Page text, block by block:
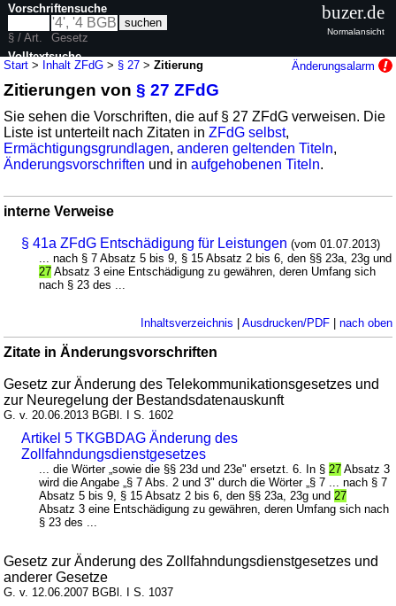
Start > Inhalt ZFdG > § 27 >Zitierung Änderungsalarm
Zitierungen von§ 27 ZFdG
Sie sehen die Vorschriften, die auf § 27 ZFdG verweisen. Die
Liste ist unterteilt nach Zitaten inZFdG selbst,
Ermächtigungsgrundlagen,anderen geltenden Titeln,
Änderungsvorschriften und inaufgehobenen Titeln.
interne Verweise
§ 41a ZFdG Entschädigung für Leistungen (vom 01.07.2013)
... nach § 7 Absatz 5 bis 9, § 15 Absatz 2 bis 6, den §§ 23a, 23g und
27 Absatz 3 eine Entschädigung zu gewähren, deren Umfang sich
nach § 23 des ...
Inhaltsverzeichnis | Ausdrucken/PDF| nach oben
Zitate in Änderungsvorschriften
Gesetz zur Änderung des Telekommunikationsgesetzes und
zur Neuregelung der Bestandsdatenauskunft
G. v. 20.06.2013 BGBl. I S. 1602
Artikel 5 TKGBDAG Änderung des
Zollfahndungsdienstgesetzes
... die Wörter „sowie die §§ 23d und 23e" ersetzt. 6. In § 27 Absatz 3
wird die Angabe „§ 7 Abs. 2 und 3" durch die Wörter „§ 7 ... nach § 7
Absatz 5 bis 9, § 15 Absatz 2 bis 6, den §§ 23a, 23g und 27
Absatz 3 eine Entschädigung zu gewähren, deren Umfang sich nach
§ 23 des ...
Gesetz zur Änderung des Zollfahndungsdienstgesetzes und
anderer Gesetze
G. v. 12.06.2007 BGBl. I S. 1037
Vorschriftensuche
§ / Art.
Gesetz
Volltextsuche
nur in ZFdG
buzer.de
Normalansicht